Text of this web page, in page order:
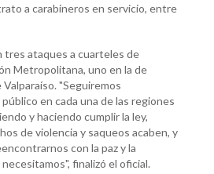
a carabineros en servicio, entre
tres ataques a cuarteles de
Metropolitana, uno en la de
"Seguiremos
en cada una de las regiones
y haciendo cumplir la ley,
de violencia y saqueos acaben, y
con la paz y la
finalizó el oficial.